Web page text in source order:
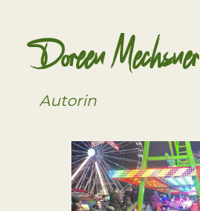
Doreen Mechsner
Autorin